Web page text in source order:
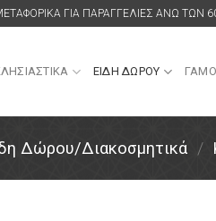
ΓΙΑ ΠΑΡΑΓΓΕΛΙΕΣ ΑΝΩ ΤΩΝ
ΕΙΔΗ ΔΩΡΟΥ
Δώρου/Διακοσμητικά /